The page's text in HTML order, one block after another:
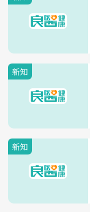
新知
新知